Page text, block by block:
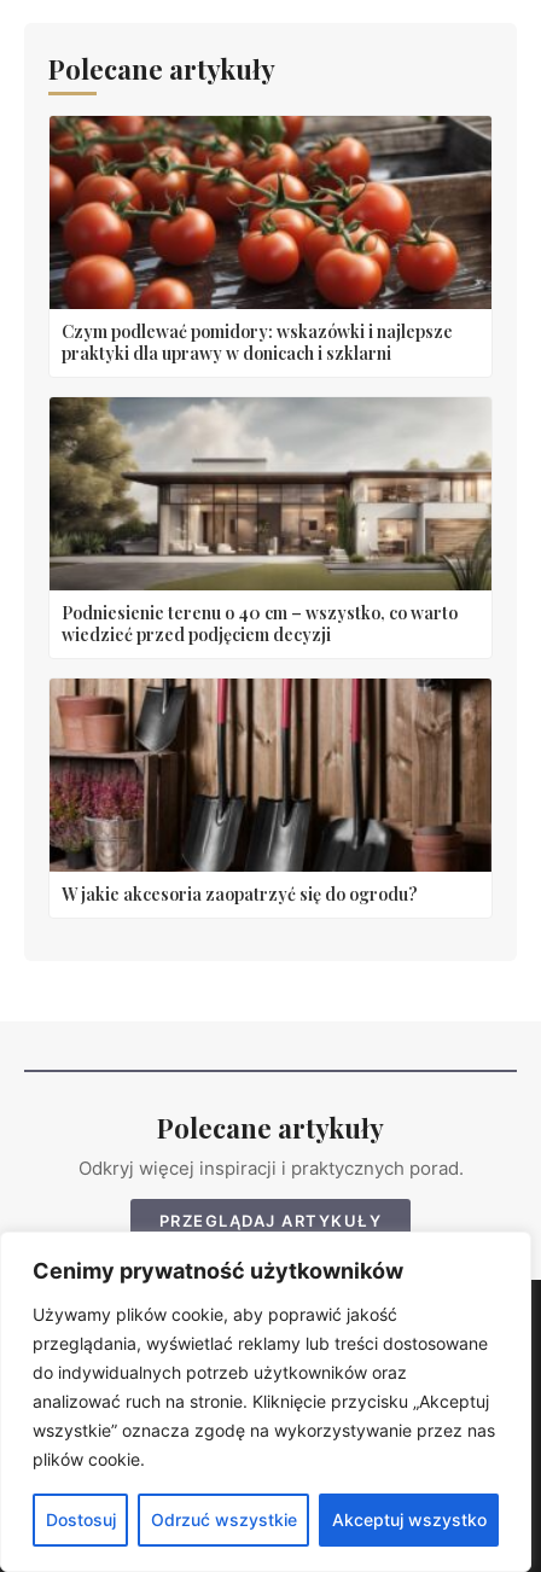
Cenimy prywatność użytkowników
Używamy plików cookie, aby poprawić jakość
przeglądania, wyświetlać reklamy lub treści dostosowane
do indywidualnych potrzeb użytkowników oraz
analizować ruch na stronie. Kliknięcie przycisku „Akceptuj
wszystkie” oznacza zgodę na wykorzystywanie przez nas
plików cookie.
Dostosuj Odrzuć wszystkie Akceptuj wszystko
Polecane artykuły
Czym podlewać pomidory: wskazówki i najlepsze
praktyki dla uprawy w donicach i szklarni
Podniesienie terenu o 40 cm – wszystko, co warto
wiedzieć przed podjęciem decyzji
W jakie akcesoria zaopatrzyć się do ogrodu?
Polecane artykuły
Odkryj więcej inspiracji i praktycznych porad.
PRZEGLĄDAJ ARTYKUŁY
Dominspiracji
Dominspiracje – Twój dom, ogród i własny styl.. Znajdziesz u
nas praktyczne porady, trendy i sprawdzone rozwiązania.
KATEGORIE
Kuchnia
Łazienka
Ogród